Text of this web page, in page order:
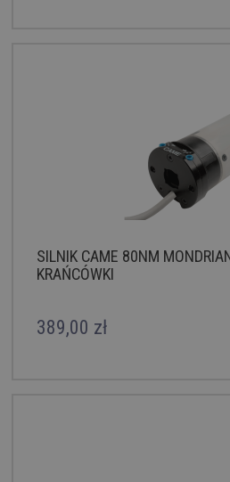
SILNIK CAME 80NM
KRAŃCÓWKI
389,00 zł